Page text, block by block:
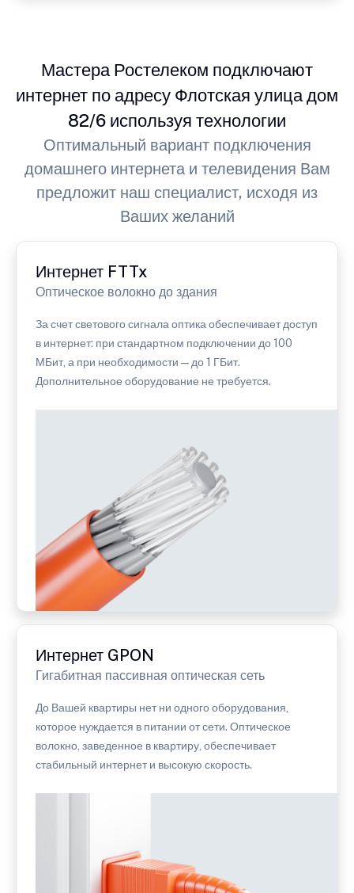
Мастера Ростелеком подключают
интернет по адресу Флотская улица дом
82/6 используя технологии
Оптимальный вариант подключения
домашнего интернета и телевидения Вам
предложит наш специалист, исходя из
Ваших желаний
Интернет FTTx
Оптическое волокно до здания
За счет светового сигнала оптика обеспечивает доступ
в интернет: при стандартном подключении до 100
МБит, а при необходимости — до 1 ГБит.
Дополнительное оборудование не требуется.
Интернет GPON
Гигабитная пассивная оптическая сеть
До Вашей квартиры нет ни одного оборудования,
которое нуждается в питании от сети. Оптическое
волокно, заведенное в квартиру, обеспечивает
стабильный интернет и высокую скорость.